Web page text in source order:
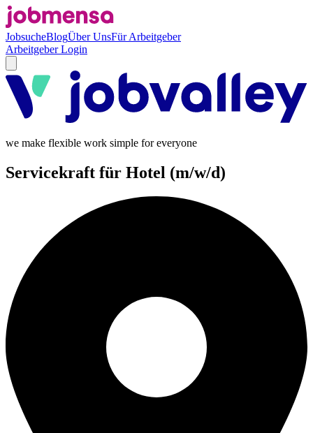
JobsucheBlogÜber UnsFür Arbeitgeber
Arbeitgeber Login
we make flexible work simple for everyone
Servicekraft für Hotel (m/w/d)